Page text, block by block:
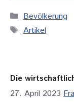
Kategorien
Bevölkerung
Schlagwörter
Artikel
Die
27. April 2023